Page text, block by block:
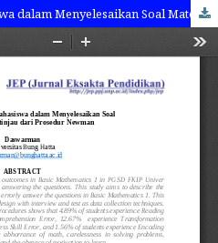
Analisis Kesalahan Mahasiswa dalam Menyelesaikan Soal Matematika Ditinjau dari Prosedur Newman